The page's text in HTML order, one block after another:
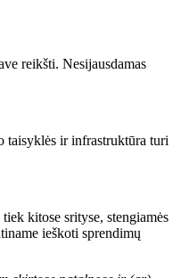
reikšti. Nesijausdamas
taisyklės ir infrastruktūra turi
kitose srityse, stengiamės
ieškoti sprendimų